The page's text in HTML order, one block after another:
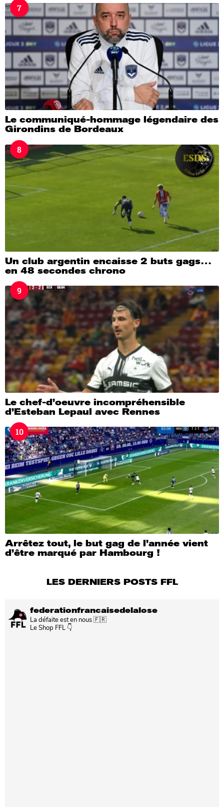
7
Le communiqué-hommage légendaire des
Girondins de Bordeaux
8
Un club argentin encaisse 2 buts gags…
en 48 secondes chrono
9
Le chef-d’oeuvre incompréhensible
d’Esteban Lepaul avec Rennes
10
Arrêtez tout, le but gag de l’année vient
d’être marqué par Hambourg !
LES DERNIERS POSTS FFL
federationfrancaisedelalose
La défaite est en nous 🇫🇷
Le Shop FFL 👇